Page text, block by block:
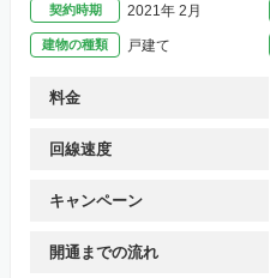
契約時期 2021年 2月
建物の種類 戸建て
料金
回線速度
キャンペーン
開通までの流れ